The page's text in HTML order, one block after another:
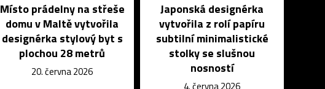
Místo prádelny na střeše
domu v Maltě vytvořila
designérka stylový byt s
plochou 28 metrů
20. června 2026
Japonská designérka
vytvořila z rolí papíru
subtilní minimalistické
stolky se slušnou
nosností